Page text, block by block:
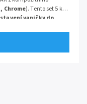
Chrome). Tento set 5 ks
vaničky do
následné
s příchytkami